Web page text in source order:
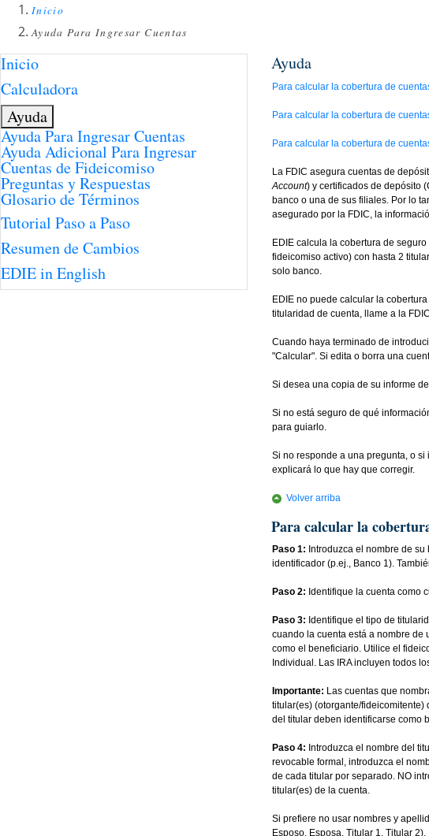
Inicio
Ayuda Para Ingresar Cuentas
Inicio
Calculadora
Ayuda
Ayuda Para Ingresar Cuentas
Ayuda Adicional Para Ingresar
Cuentas de Fideicomiso
Preguntas y Respuestas
Glosario de Términos
Tutorial Paso a Paso
Resumen de Cambios
EDIE in English
Ayuda
Para calcular la cobertura de
Para calcular la cobertura de
Para calcular la cobertura de
La FDIC asegura cuentas de
Account) y certificados de depósito
banco o una de sus filiales. Por lo
asegurado por la FDIC, la
EDIE calcula la cobertura de
fideicomiso activo) con hasta 2
solo banco.
EDIE no puede calcular la
titularidad de cuenta, llame a la
Cuando haya terminado de
"Calcular". Si edita o borra una
Si desea una copia de su informe
Si no está seguro de qué
para guiarlo.
Si no responde a una pregunta, o
explicará lo que hay que corregir.
Volver arriba
Para calcular la
Paso 1: Introduzca el nombre de
identificador (p.ej., Banco 1).
Paso 2: Identifique la cuenta como
Paso 3: Identifique el tipo de
cuando la cuenta está a nombre de
como el beneficiario. Utilice el
Individual. Las IRA incluyen todos
Importante: Las cuentas que
titular(es) (otorgante/
del titular deben identificarse como
Paso 4: Introduzca el nombre del
revocable formal, introduzca el
de cada titular por separado. NO
titular(es) de la cuenta.
Si prefiere no usar nombres y
Esposo, Esposa, Titular 1, Titular 2).